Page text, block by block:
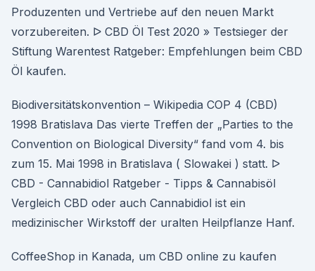
Produzenten und Vertriebe auf den neuen Markt
vorzubereiten. ᐅ CBD Öl Test 2020 » Testsieger der
Stiftung Warentest Ratgeber: Empfehlungen beim CBD
Öl kaufen.
Biodiversitätskonvention – Wikipedia COP 4 (CBD)
1998 Bratislava Das vierte Treffen der „Parties to the
Convention on Biological Diversity“ fand vom 4. bis
zum 15. Mai 1998 in Bratislava ( Slowakei ) statt. ᐅ
CBD - Cannabidiol Ratgeber - Tipps & Cannabisöl
Vergleich CBD oder auch Cannabidiol ist ein
medizinischer Wirkstoff der uralten Heilpflanze Hanf.
CoffeeShop in Kanada, um CBD online zu kaufen